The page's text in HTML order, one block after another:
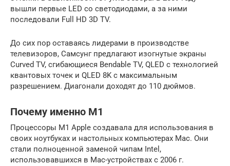
вышли первые LED со светодиодами, а за ними
последовали Full HD 3D TV.
До сих пор оставаясь лидерами в производстве
телевизоров, Самсунг предлагают изогнутые экраны
Curved TV, сгибающиеся Bendable TV, QLED с технологией
квантовых точек и QLED 8K с максимальным
разрешением. Диагонали доходят до 110 дюймов.
Почему именно M1
Процессоры М1 Apple создавала для использования в
своих ноутбуках и настольных компьютерах Mac. Они
стали полноценной заменой чипам Intel,
использовавшихся в Mac-устройствах с 2006 г.